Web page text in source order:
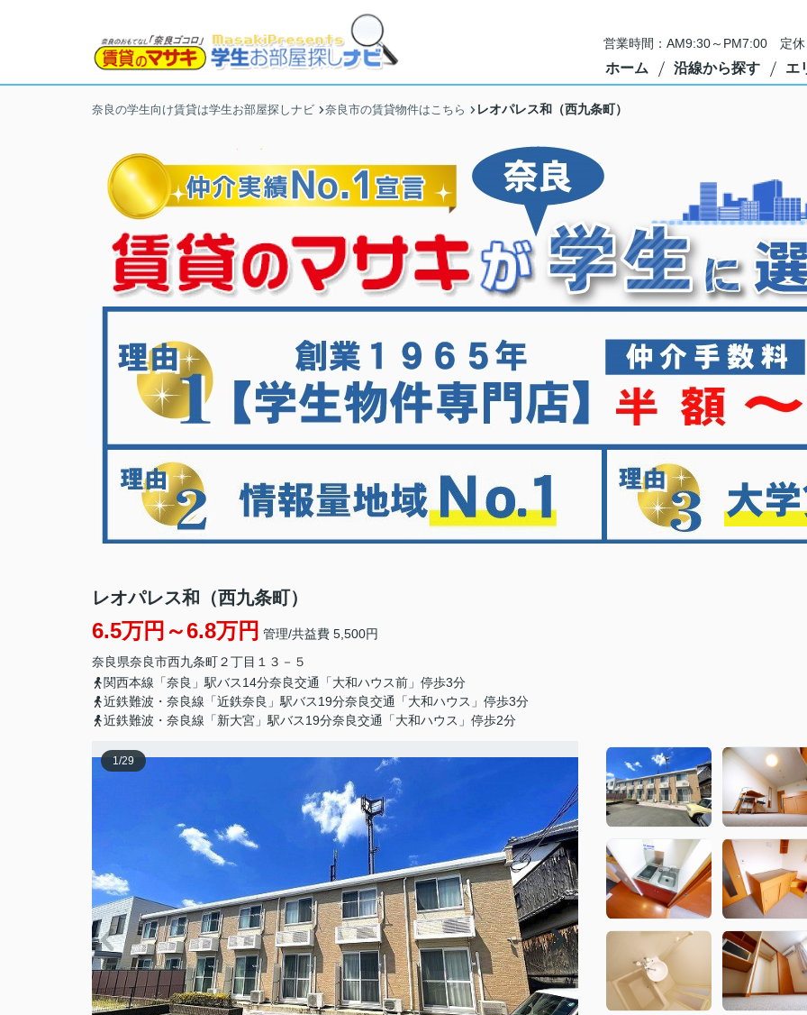
営業時間：AM9:30～PM7:00 定休
ホーム 沿線から探す エ
奈良の学生向け賃貸は学生お部屋探しナビ 奈良市の賃貸物件はこちら レオパレス和（西九条町）
レオパレス和（西九条町）
6.5万円～6.8万円 管理/共益費 5,500円
奈良県奈良市西九条町２丁目１３－５
関西本線「奈良」駅バス14分奈良交通「大和ハウス前」停歩3分
近鉄難波・奈良線「近鉄奈良」駅バス19分奈良交通「大和ハウス」停歩3分
近鉄難波・奈良線「新大宮」駅バス19分奈良交通「大和ハウス」停歩2分
1/29